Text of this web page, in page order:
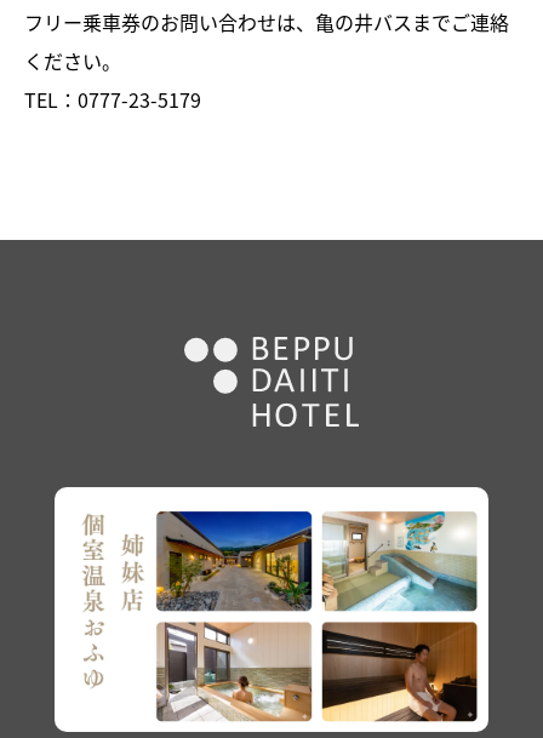
フリー乗車券のお問い合わせは、亀の井バスまでご連絡
ください。
TEL： 0777-23-5179